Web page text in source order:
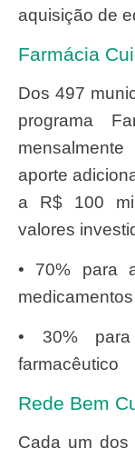
aquisição de
Farmácia
Dos 497 municípios gaúchos, 446 aderiram ao
programa
aporte
a R$ 100
valores
• 70% para
• 30%
farmacêutico
Rede Bem
Cada um dos 428 municípios que aderiram à